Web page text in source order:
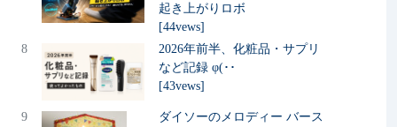
起き上がりロボ
[44vews]
8
2026年前半、化粧品・サプリ
など記録 φ(･･
[43vews]
9
ダイソーのメロディー バース